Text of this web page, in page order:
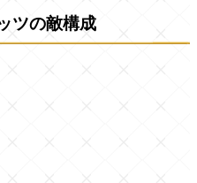
ツの敵構成